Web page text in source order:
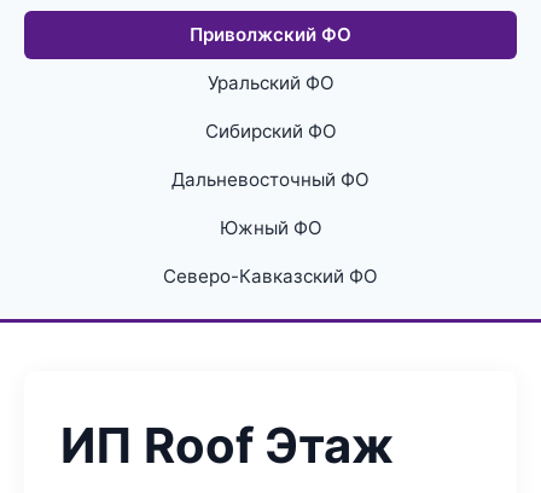
Приволжский ФО
Уральский ФО
Сибирский ФО
Дальневосточный ФО
Южный ФО
Северо-Кавказский ФО
ИП Roof Этаж